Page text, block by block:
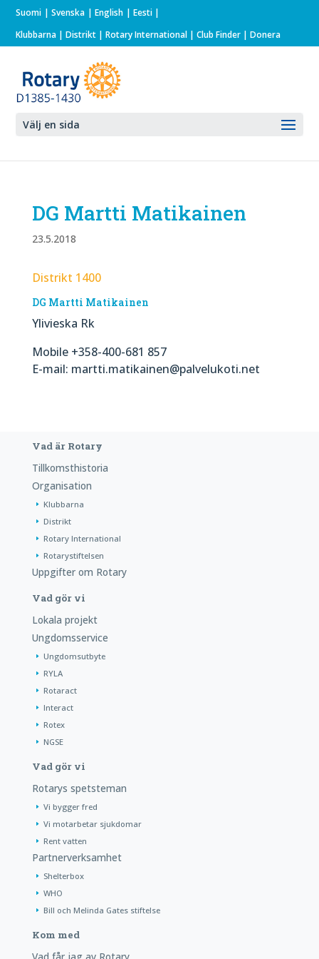
Suomi Svenska English
Eesti
Klubbarna |Distrikt |Rotary International | Club Finder | Donera
Välj en sida
DG Martti Matikainen
23.5.2018
Distrikt 1400
DG Martti Matikainen
Ylivieska Rk
Mobile +358-400-681 857
E-mail: martti.matikainen@palvelukoti.net
Vad är Rotary
Tillkomsthistoria
Organisation
Klubbarna
Distrikt
Rotary International
Rotarystiftelsen
Uppgifter om Rotary
Vad gör vi
Lokala projekt
Ungdomsservice
Ungdomsutbyte
RYLA
Rotaract
Interact
Rotex
NGSE
Vad gör vi
Rotarys spetsteman
Vi bygger fred
Vi motarbetar sjukdomar
Rent vatten
Partnerverksamhet
Shelterbox
WHO
Bill och Melinda Gates stiftelse
Kom med